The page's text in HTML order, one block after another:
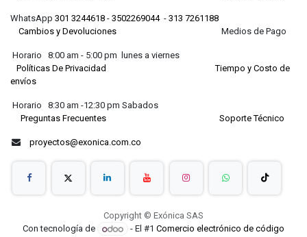
WhatsApp 301 3244618 - 3502269044- 313 7261188
Cambios y Devoluciones Medios de Pago
Horario 8:00 am - 5:00 pm lunes a viernes
Políticas De Privacidad
Tiempo y Costo de
envíos
Horario 8:30 am -12:30 pm Sabados
Preguntas Frecuentes
Soporte Técnico
proyectos@exonica.com.co
Copyright © Exónica SAS
Con tecnología de
- El #1 Comercio electrónico de código